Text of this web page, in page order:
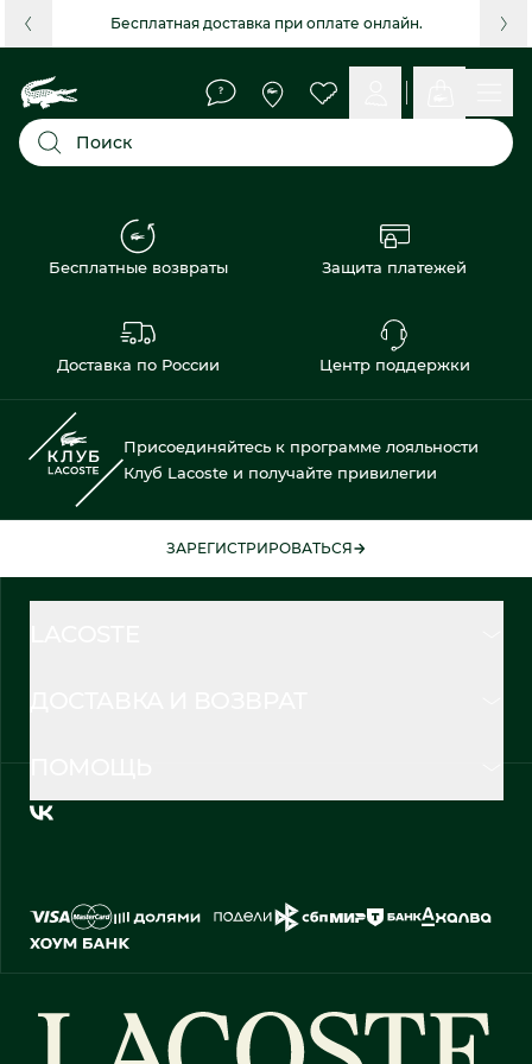
Бесплатная доставка при оплате онлайн.
Поиск
Бесплатные возвраты Защита платежей
Доставка по России Центр поддержки
Присоединяйтесь к программе лояльности
Клуб Lacoste и получайте привилегии
ЗАРЕГИСТРИРОВАТЬСЯ